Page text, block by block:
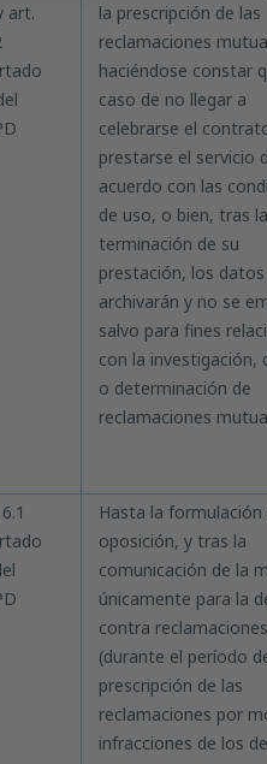
art.
la prescripción de las
reclamaciones
haciéndose constar
caso de no llegar a
celebrarse el
prestarse el servicio
acuerdo con las
de uso, o bien, tras la
terminación de su
prestación, los datos
archivarán y no se
salvo para fines
con la investigación,
o determinación de
reclamaciones
Hasta la formulación
oposición, y tras la
comunicación de la
únicamente para la
contra reclamaciones
(durante el período
prescripción de las
reclamaciones por
infracciones de los